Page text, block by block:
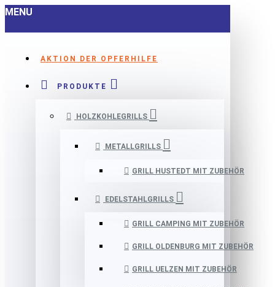
MENU
AKTION DER OPFERHILFE
PRODUKTE
HOLZKOHLEGRILLS
METALLGRILLS
GRILL HUSTEDT MIT ZUBEHÖR
EDELSTAHLGRILLS
GRILL CAMPING MIT ZUBEHÖR
GRILL OLDENBURG MIT ZUBEHÖR
GRILL UELZEN MIT ZUBEHÖR